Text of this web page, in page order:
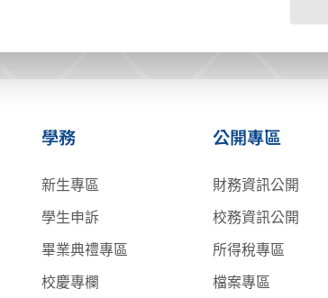
學務
新生專區
學生申訴
畢業典禮專區
校慶專欄
公開專區
財務資訊公開
校務資訊公開
所得稅專區
檔案專區